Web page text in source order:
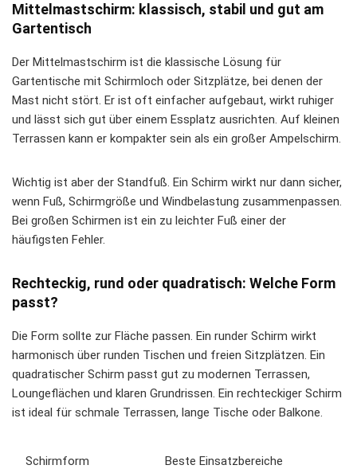
Mittelmastschirm: klassisch, stabil und gut am
Gartentisch
Der Mittelmastschirm ist die klassische Lösung für
Gartentische mit Schirmloch oder Sitzplätze, bei denen der
Mast nicht stört. Er ist oft einfacher aufgebaut, wirkt ruhiger
und lässt sich gut über einem Essplatz ausrichten. Auf kleinen
Terrassen kann er kompakter sein als ein großer Ampelschirm.
Wichtig ist aber der Standfuß. Ein Schirm wirkt nur dann sicher,
wenn Fuß, Schirmgröße und Windbelastung zusammenpassen.
Bei großen Schirmen ist ein zu leichter Fuß einer der
häufigsten Fehler.
Rechteckig, rund oder quadratisch: Welche Form
passt?
Die Form sollte zur Fläche passen. Ein runder Schirm wirkt
harmonisch über runden Tischen und freien Sitzplätzen. Ein
quadratischer Schirm passt gut zu modernen Terrassen,
Loungeflächen und klaren Grundrissen. Ein rechteckiger Schirm
ist ideal für schmale Terrassen, lange Tische oder Balkone.
Schirmform
Beste Einsatzbereiche